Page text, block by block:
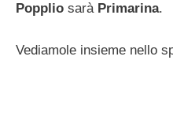
Popplio sarà Primarina.
Vediamole insieme nello